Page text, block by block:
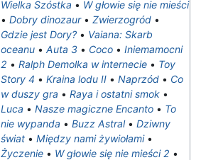
Wielka Szóstka • W głowie się nie mieści
• Dobry dinozaur• Zwierzogród •
Gdzie jest Dory? • Vaiana: Skarb
oceanu • Auta 3 • Coco • Iniemamocni
2 • Ralph Demolka w internecie • Toy
Story 4 • Kraina lodu II • Naprzód • Co
w duszy gra • Raya i ostatni smok •
Luca • Nasze magiczne Encanto • To
nie wypanda • Buzz Astral• Dziwny
świat • Między nami żywiołami•
Życzenie • W głowie się nie mieści 2 •